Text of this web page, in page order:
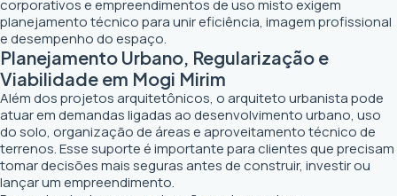
corporativos e empreendimentos de uso misto exigem
planejamento técnico para unir eficiência, imagem profissional
e desempenho do espaço.
Planejamento Urbano, Regularização e
Viabilidade em Mogi Mirim
Além dos projetos arquitetônicos, o arquiteto urbanista pode
atuar em demandas ligadas ao desenvolvimento urbano, uso
do solo, organização de áreas e aproveitamento técnico de
terrenos. Esse suporte é importante para clientes que precisam
tomar decisões mais seguras antes de construir, investir ou
lançar um empreendimento.